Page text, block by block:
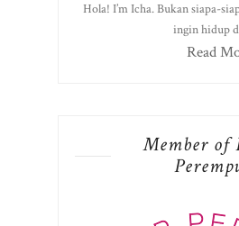
Hola! I’m Icha. Bukan siapa-
ingin hidup
Read
Member of